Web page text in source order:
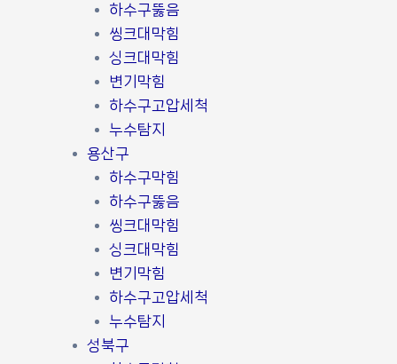
하수구뚫음
씽크대막힘
싱크대막힘
변기막힘
하수구고압세척
누수탐지
용산구
하수구막힘
하수구뚫음
씽크대막힘
싱크대막힘
변기막힘
하수구고압세척
누수탐지
성북구